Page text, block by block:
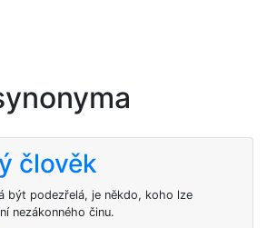
člověk
být podezřelá, je někdo, koho lze
nezákonného činu.